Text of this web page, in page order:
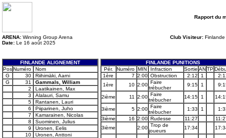
Rapport du
ARENA: Winning Group Arena
Date: Le 16 août 2025
Club Visiteur: Finlande
FINLANDE ALIGNEMENT
PosNuméro
Nom
G
30
Riihimäki, Aarni
G
31
Gammals, William
2
Laatikainen, Max
3
Alalauri, Samu
5
Rantanen, Lauri
6
Piiparinen, Juho
7
Kamarainen, Nicolas
8
Suominen, Julius
9
Uronen, Eelis
10
Uronen, Anttoni
FINLANDE PUNITIONS
Pér.
Numéro MIN Infraction Sortie ANTP
1ère
7 2:00 Obstruction 2:12 1
1ère
10 2:00 Faire
trébucher
9:15 1
2ième 11 2:00 Faire
trébucher
14:15 1
3ième 5 2:00 Faire
trébucher
1:33 1
3ième
16 2:00 Rudesse 11:27
3ième
2:00 Trop de
joueurs
17:34